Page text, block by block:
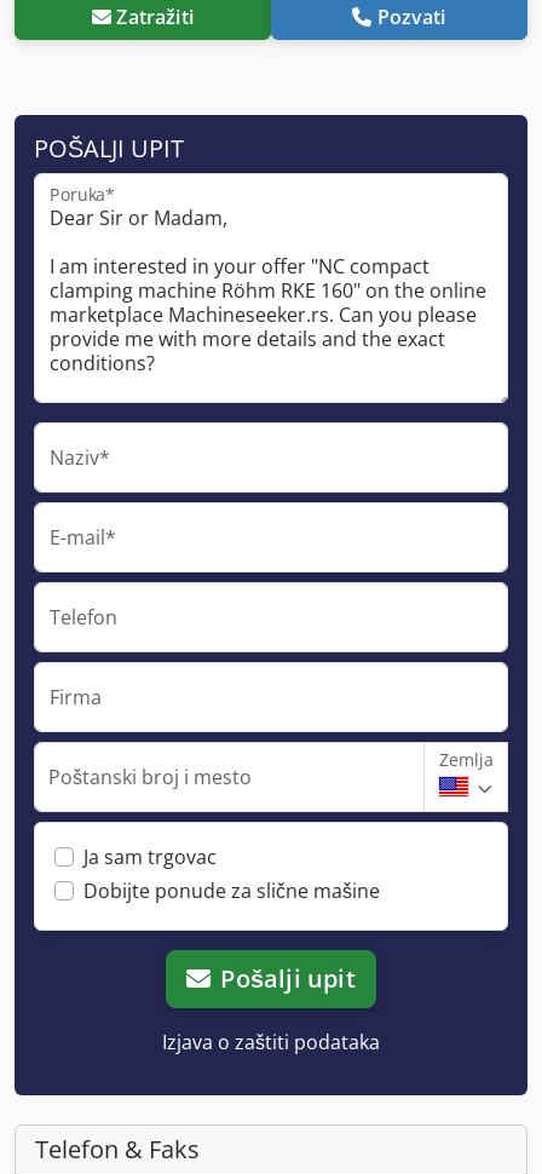
Zatražiti Pozvati
POŠALJI UPIT
Poruka*
Naziv*
E-mail*
Telefon
Firma
Poštanski broj i mesto
Zemlja
Ja sam trgovac
Dobijte ponude za slične mašine
Pošalji upit
Izjava o zaštiti podataka
Telefon & Faks